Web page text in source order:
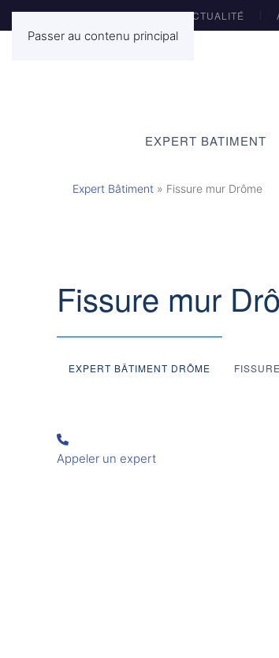
Passer au contenu principal
ACTUALITÉ
EXPERT BATIMENT
Expert Bâtiment » Fissure mur Drôme
Fissure mur
EXPERT BÂTIMENT DRÔME
Appeler un expert